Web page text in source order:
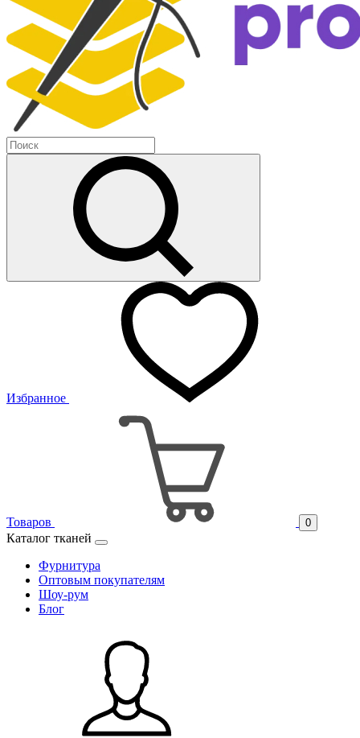
Избранное
Товаров 0
Каталог тканей
Фурнитура
Оптовым покупателям
Шоу-рум
Блог